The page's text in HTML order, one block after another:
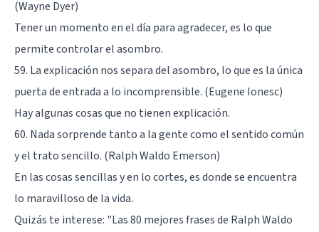
(Wayne Dyer)
Tener un momento en el día para agradecer, es lo que
permite controlar el asombro.
59. La explicación nos separa del asombro, lo que es la única
puerta de entrada a lo incomprensible. (Eugene Ionesc)
Hay algunas cosas que no tienen explicación.
60. Nada sorprende tanto a la gente como el sentido común
y el trato sencillo. (Ralph Waldo Emerson)
En las cosas sencillas y en lo cortes, es donde se encuentra
lo maravilloso de la vida.
Quizás te interese: "Las 80 mejores frases de Ralph Waldo